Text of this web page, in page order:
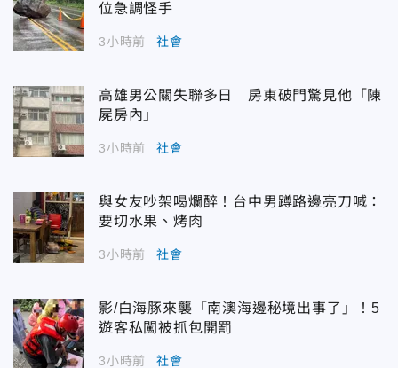
位急調怪手
3小時前 社會
高雄男公關失聯多日 房東破門驚見他「陳
屍房內」
3小時前 社會
與女友吵架喝爛醉！台中男蹲路邊亮刀喊：
要切水果、烤肉
3小時前 社會
影/白海豚來襲「南澳海邊秘境出事了」！5
遊客私闖被抓包開罰
3小時前 社會